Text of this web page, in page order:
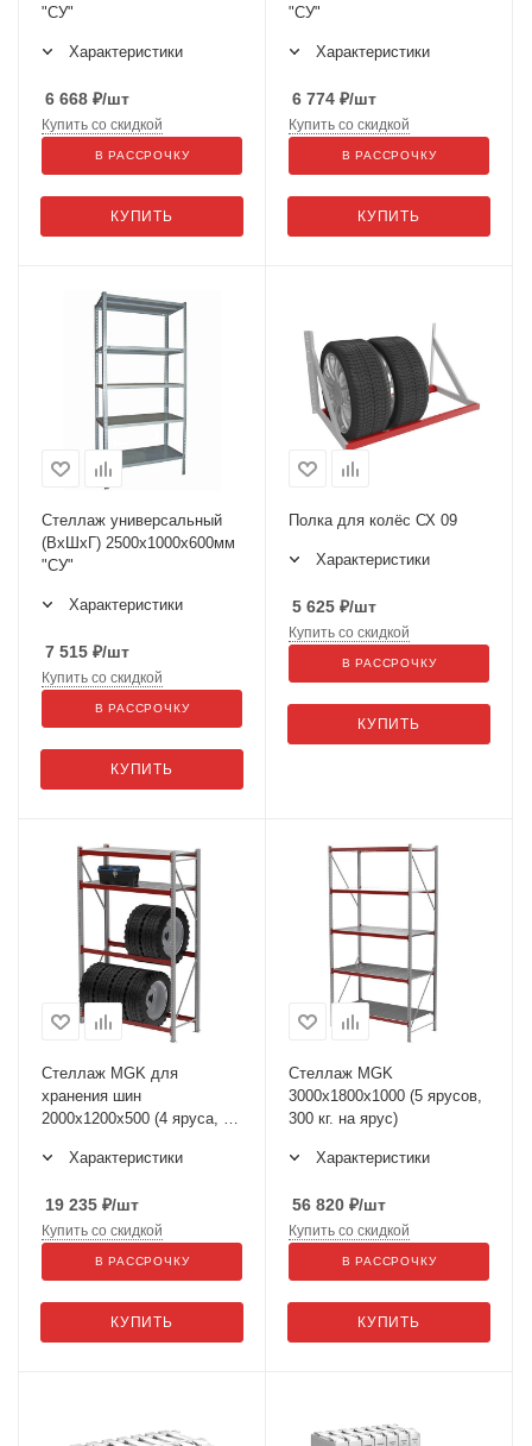
"СУ"
Характеристики
6 668 ₽/шт
КУПИТЬ
Купить со скидкой
В РАССРОЧКУ
"СУ"
Характеристики
6 774 ₽/шт
КУПИТЬ
Купить со скидкой
В РАССРОЧКУ
Стеллаж универсальный
(ВхШхГ) 2500х1000х600мм
"СУ"
Характеристики
7 515 ₽/шт
КУПИТЬ
Купить со скидкой
В РАССРОЧКУ
Полка для колёс СХ 09
Характеристики
5 625 ₽/шт
КУПИТЬ
Купить со скидкой
В РАССРОЧКУ
Стеллаж MGK для
хранения шин
2000х1200х500 (4 яруса, 2
на ярус)
Характеристики
19 235 ₽/шт
КУПИТЬ
Купить со скидкой
В РАССРОЧКУ
Стеллаж MGK
3000х1800х1000 (5 ярусов,
300 кг. на ярус)
Характеристики
56 820 ₽/шт
КУПИТЬ
Купить со скидкой
В РАССРОЧКУ